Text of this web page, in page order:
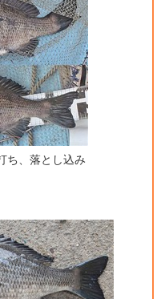
、落とし込み